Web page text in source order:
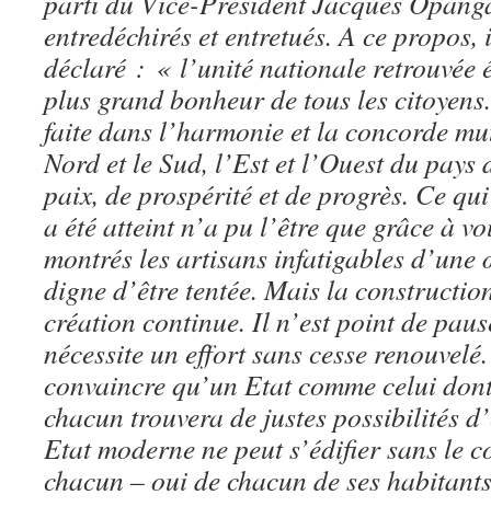
entredéchirés et entretués. A ce
déclaré : « l’unité nationale retrouvée
plus grand bonheur de tous les
faite dans l’harmonie et la concorde
Nord et le Sud, l’Est et l’Ouest du pays
paix, de prospérité et de progrès. Ce
a été atteint n’a pu l’être que grâce à
montrés les artisans infatigables d’une
digne d’être tentée. Mais la
création continue. Il n’est point de
nécessite un effort sans cesse
convaincre qu’un Etat comme celui
chacun trouvera de justes possibilités
Etat moderne ne peut s’édifier sans le
chacun – oui de chacun de ses